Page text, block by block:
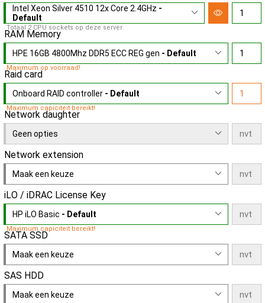
Intel Xeon Silver 4510 12x Core 2.4GHz -
Default
Totaal 2 CPU sockets op deze server
RAM Memory
HPE 16GB 4800Mhz DDR5 ECC REG gen - Default
Maximum op voorraad!
Raid card
Onboard RAID controller - Default
Maximum capiciteit bereikt!
Network daughter
Geen opties
Network extension
Maak een keuze
iLO / iDRAC License Key
HP iLO Basic - Default
Maximum capiciteit bereikt!
SATA SSD
Maak een keuze
SAS HDD
Maak een keuze